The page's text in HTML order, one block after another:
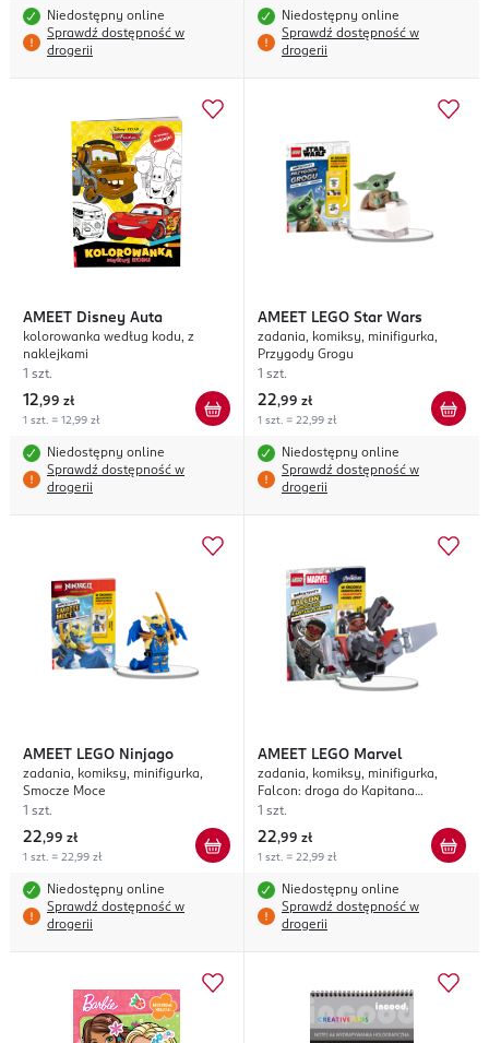
Niedostępny online
Sprawdź dostępność w
drogerii
Niedostępny online
Sprawdź dostępność w
drogerii
AMEET Disney Auta
kolorowanka według kodu, z
naklejkami
1 szt.
12,99 zł
1 szt. = 12,99 zł
Niedostępny online
Sprawdź dostępność w
drogerii
AMEET LEGO Star Wars
zadania, komiksy, minifigurka,
Przygody Grogu
1 szt.
22,99 zł
1 szt. = 22,99 zł
Niedostępny online
Sprawdź dostępność w
drogerii
AMEET LEGO Ninjago
zadania, komiksy, minifigurka,
Smocze Moce
1 szt.
22,99 zł
1 szt. = 22,99 zł
Niedostępny online
Sprawdź dostępność w
drogerii
AMEET LEGO Marvel
zadania, komiksy, minifigurka,
Falcon: droga do Kapitana
Ameryki
1 szt.
22,99 zł
1 szt. = 22,99 zł
Niedostępny online
Sprawdź dostępność w
drogerii